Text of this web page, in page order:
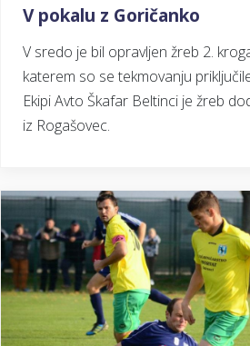
V pokalu z Goričanko
V sredo je bil opravljen žreb 2.
katerem so se tekmovanju
Ekipi Avto Škafar Beltinci je žreb
iz Rogašovec.